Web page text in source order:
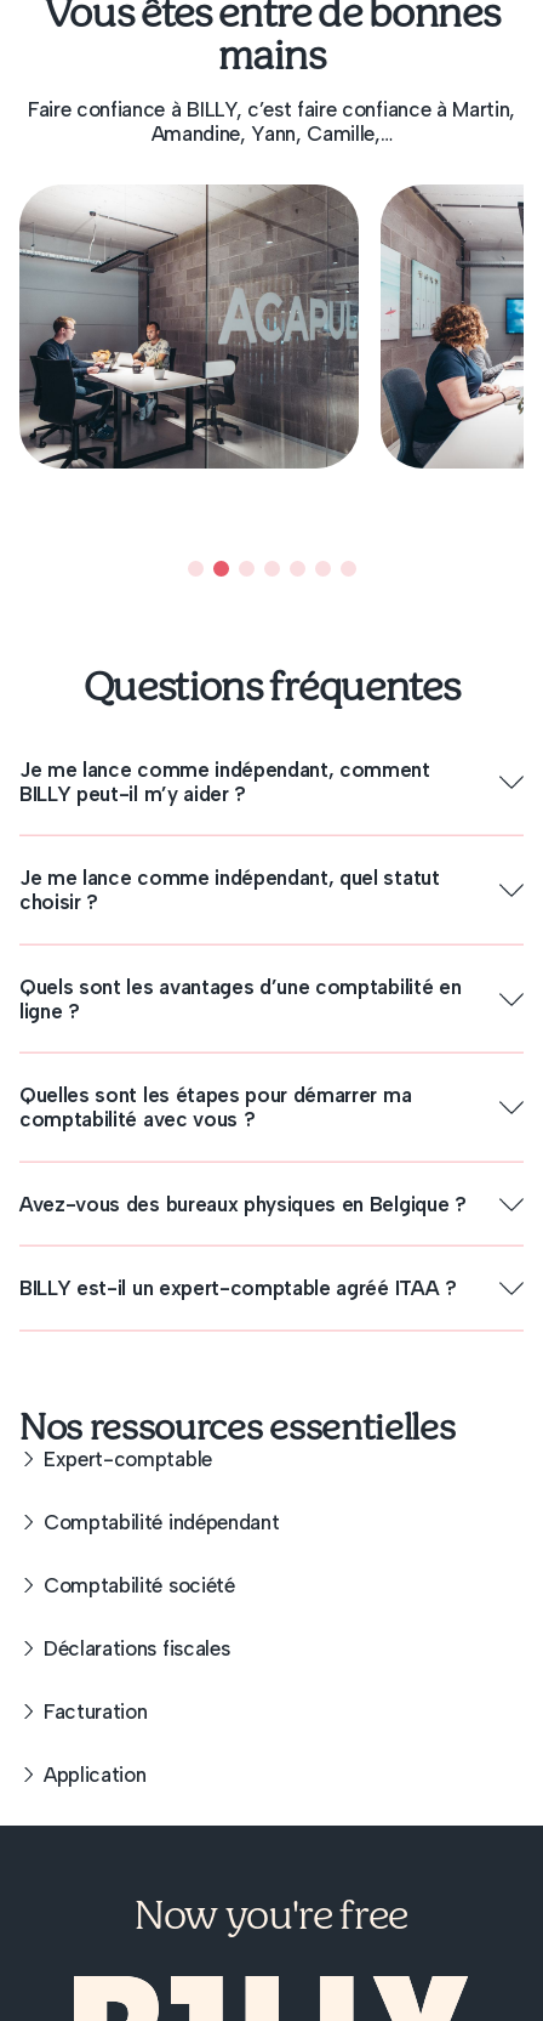
Vous êtes entre de bonnes
mains
Faire confiance à BILLY, c’est faire confiance à Martin,
Amandine, Yann, Camille,…
Questions fréquentes
Je me lance comme indépendant, comment
BILLY peut-il m’y aider ?
Je me lance comme indépendant, quel statut
choisir ?
Quels sont les avantages d’une comptabilité en
ligne ?
Accès aux meilleurs talents
Sécurité
Quelles sont les étapes pour démarrer ma
comptabilité avec vous ?
Avez-vous des bureaux physiques en Belgique ?
BILLY est-il un expert-comptable agréé ITAA ?
Nos ressources essentielles
Expert-comptable
Comptabilité indépendant
Comptabilité société
Déclarations fiscales
Facturation
Application
Now you're free